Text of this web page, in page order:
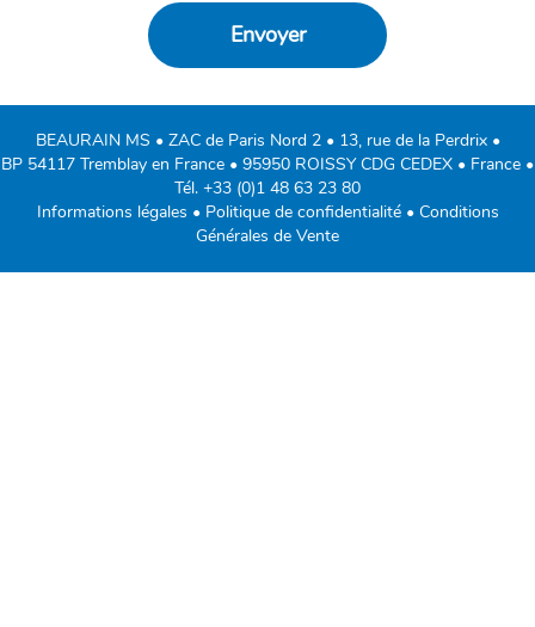
BEAURAIN MS • ZAC de Paris Nord 2 • 13, rue de la Perdrix •
BP 54117 Tremblay en France • 95950 ROISSY CDG CEDEX • France •
Tél. +33 (0)1 48 63 23 80
Informations légales • Politique de confidentialité• Conditions
Générales de Vente